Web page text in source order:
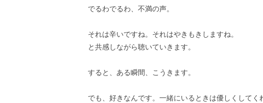
でるわでるわ、不満の声。
それは辛いですね。それはやきもきしますね。
と共感しながら聴いていきます。
すると、ある瞬間、こうきます。
でも、好きなんです。一緒にいるときは優しくしてく